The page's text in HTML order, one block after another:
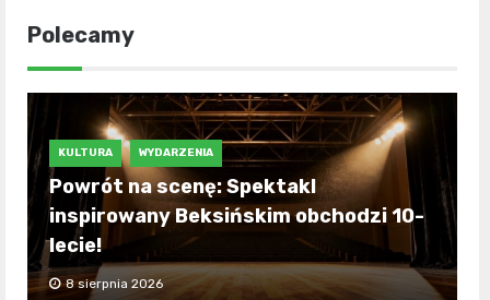
Polecamy
KULTURA WYDARZENIA
Powrót na scenę: Spektakl
inspirowany Beksińskim obchodzi 10-
lecie!
8 sierpnia 2026